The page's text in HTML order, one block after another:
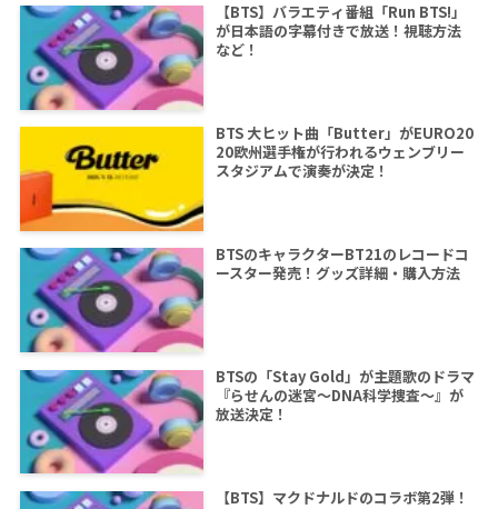
【BTS】バラエティ番組「Run BTS!」
が日本語の字幕付きで放送！視聴方法
など！
BTS 大ヒット曲「Butter」がEURO20
20欧州選手権が行われるウェンブリー
スタジアムで演奏が決定！
BTSのキャラクターBT21のレコードコ
ースター発売！グッズ詳細・購入方法
BTSの「Stay Gold」が主題歌のドラマ
『らせんの迷宮～DNA科学捜査～』が
放送決定！
【BTS】マクドナルドのコラボ第2弾！